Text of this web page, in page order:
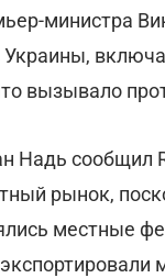
министра
вызывало
Надь сообщил
рынок,
местные